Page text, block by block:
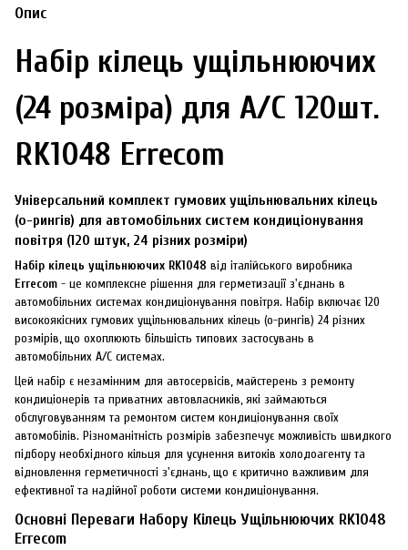
Опис
Набір кілець ущільнюючих
(24 розміра) для А/С 120шт.
RK1048 Errecom
Універсальний комплект гумових ущільнювальних кілець
(о-рингів) для автомобільних систем кондиціонування
повітря (120 штук, 24 різних розміри)
Набір кілець ущільнюючих RK1048 від італійського виробника
Errecom - це комплексне рішення для герметизації з'єднань в
автомобільних системах кондиціонування повітря. Набір включає 120
високоякісних гумових ущільнювальних кілець (о-рингів) 24 різних
розмірів, що охоплюють більшість типових застосувань в
автомобільних A/C системах.
Цей набір є незамінним для автосервісів, майстерень з ремонту
кондиціонерів та приватних автовласників, які займаються
обслуговуванням та ремонтом систем кондиціонування своїх
автомобілів. Різноманітність розмірів забезпечує можливість швидкого
підбору необхідного кільця для усунення витоків холодоагенту та
відновлення герметичності з'єднань, що є критично важливим для
ефективної та надійної роботи системи кондиціонування.
Основні Переваги Набору Кілець Ущільнюючих RK1048
Errecom